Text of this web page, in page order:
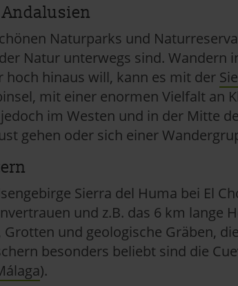
Naturparks und
Natur unterwegs sind. Wandern
hoch hinaus will, kann es mit der
mit einer enormen Vielfalt an
im Westen und in der Mitte
gehen oder sich einer
Sierra del Huma bei El
und z.B. das 6 km lange
und geologische Gräben,
besonders beliebt sind die
).